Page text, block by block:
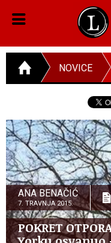
NOVICE
ANA BENAČIĆ
7. TRAVNJA 2015.
POKRET